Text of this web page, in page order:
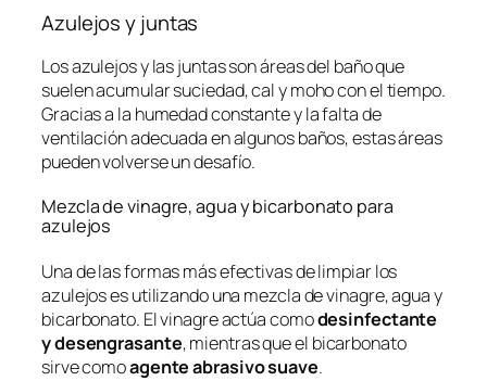
Azulejos y juntas
Los azulejos y las juntas son áreas del baño que
suelen acumular suciedad, cal y moho con el tiempo.
Gracias a la humedad constante y la falta de
ventilación adecuada en algunos baños, estas áreas
pueden volverse un desafío.
Mezcla de vinagre, agua y bicarbonato para
azulejos
Una de las formas más efectivas de limpiar los
azulejos es utilizando una mezcla de vinagre, agua y
bicarbonato. El vinagre actúa comodesinfectante
y desengrasante, mientras que el bicarbonato
sirve comoagente abrasivo suave.